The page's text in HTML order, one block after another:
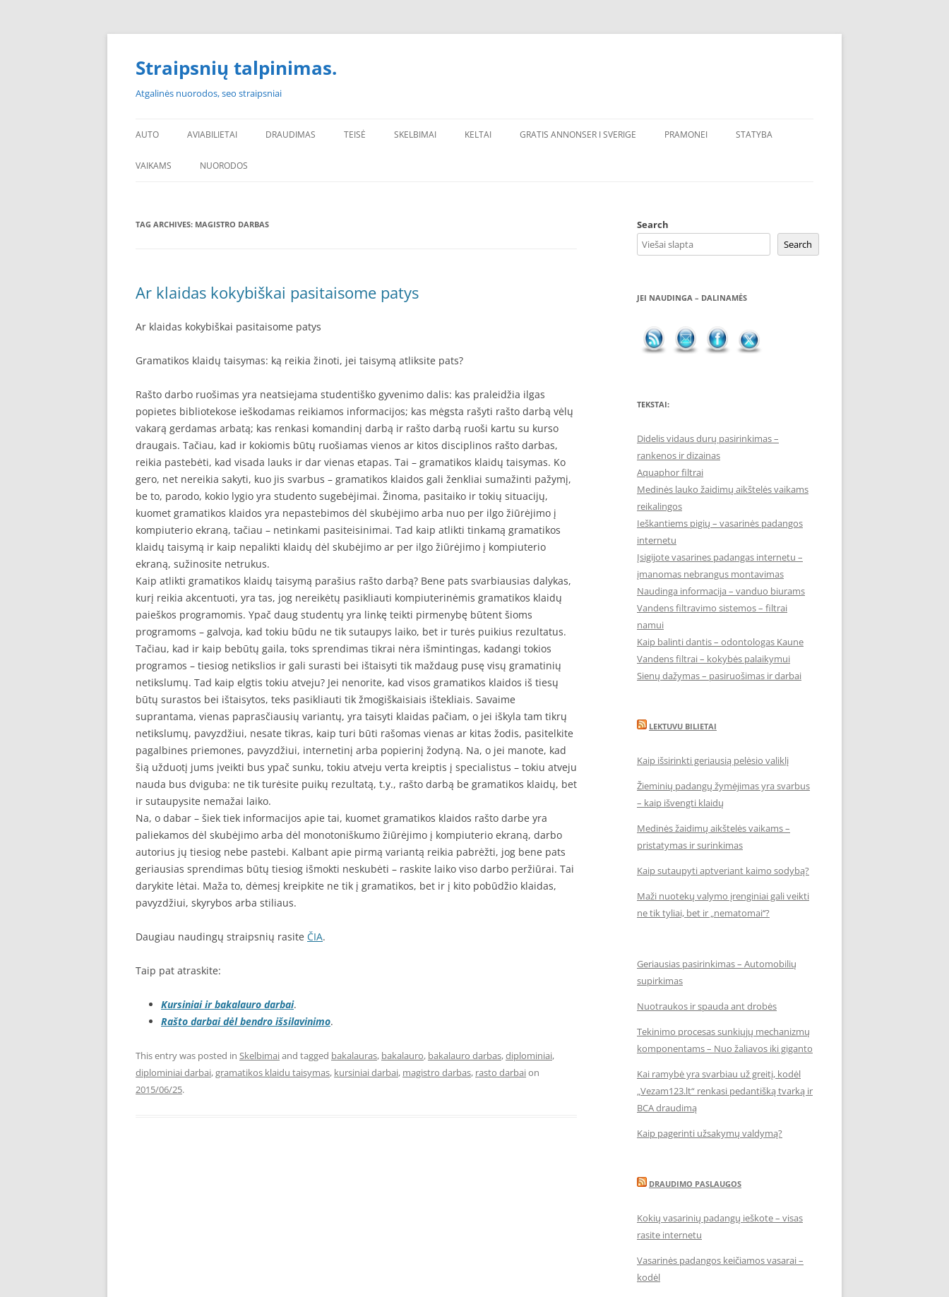
Skip
Straipsnių talpinimas.
Atgalinės nuorodos, seo straipsniai
AUTO AVIABILIETAI DRAUDIMAS TEISĖ SKELBIMAI KELTAI GRATIS ANNONSER I SVERIGE PRAMONEI STATYBA
VAIKAMS NUORODOS
PADANGOS PIGIAU
SEO STRAIPSNIU TALPINIMAS
TAG ARCHIVES: MAGISTRO DARBAS
Ar klaidas kokybiškai pasitaisome patys
Ar klaidas kokybiškai pasitaisome patys
Gramatikos klaidų taisymas: ką reikia žinoti, jei taisymą atliksite pats?
Rašto darbo ruošimas yra neatsiejama studentiško gyvenimo dalis: kas praleidžia ilgas
popietes bibliotekose ieškodamas reikiamos informacijos; kas mėgsta rašyti rašto darbą vėlų
vakarą gerdamas arbatą; kas renkasi komandinį darbą ir rašto darbą ruoši kartu su kurso
draugais. Tačiau, kad ir kokiomis būtų ruošiamas vienos ar kitos disciplinos rašto darbas,
reikia pastebėti, kad visada lauks ir dar vienas etapas. Tai – gramatikos klaidų taisymas. Ko
gero, net nereikia sakyti, kuo jis svarbus – gramatikos klaidos gali ženkliai sumažinti pažymį,
be to, parodo, kokio lygio yra studento sugebėjimai. Žinoma, pasitaiko ir tokių situacijų,
kuomet gramatikos klaidos yra nepastebimos dėl skubėjimo arba nuo per ilgo žiūrėjimo į
kompiuterio ekraną, tačiau – netinkami pasiteisinimai. Tad kaip atlikti tinkamą gramatikos
klaidų taisymą ir kaip nepalikti klaidų dėl skubėjimo ar per ilgo žiūrėjimo į kompiuterio
ekraną, sužinosite netrukus.
Kaip atlikti gramatikos klaidų taisymą parašius rašto darbą? Bene pats svarbiausias dalykas,
kurį reikia akcentuoti, yra tas, jog nereikėtų pasikliauti kompiuterinėmis gramatikos klaidų
paieškos programomis. Ypač daug studentų yra linkę teikti pirmenybę būtent šioms
programoms – galvoja, kad tokiu būdu ne tik sutaupys laiko, bet ir turės puikius rezultatus.
Tačiau, kad ir kaip bebūtų gaila, toks sprendimas tikrai nėra išmintingas, kadangi tokios
programos – tiesiog netikslios ir gali surasti bei ištaisyti tik maždaug pusę visų gramatinių
netikslumų. Tad kaip elgtis tokiu atveju? Jei nenorite, kad visos gramatikos klaidos iš tiesų
būtų surastos bei ištaisytos, teks pasikliauti tik žmogiškaisiais ištekliais. Savaime
suprantama, vienas paprasčiausių variantų, yra taisyti klaidas pačiam, o jei iškyla tam tikrų
netikslumų, pavyzdžiui, nesate tikras, kaip turi būti rašomas vienas ar kitas žodis, pasitelkite
pagalbines priemones, pavyzdžiui, internetinį arba popierinį žodyną. Na, o jei manote, kad
šią užduotį jums įveikti bus ypač sunku, tokiu atveju verta kreiptis į specialistus – tokiu atveju
nauda bus dviguba: ne tik turėsite puikų rezultatą, t.y., rašto darbą be gramatikos klaidų, bet
ir sutaupysite nemažai laiko.
Na, o dabar – šiek tiek informacijos apie tai, kuomet gramatikos klaidos rašto darbe yra
paliekamos dėl skubėjimo arba dėl monotoniškumo žiūrėjimo į kompiuterio ekraną, darbo
autorius jų tiesiog nebe pastebi. Kalbant apie pirmą variantą reikia pabrėžti, jog bene pats
geriausias sprendimas būtų tiesiog išmokti neskubėti – raskite laiko viso darbo peržiūrai. Tai
darykite lėtai. Maža to, dėmesį kreipkite ne tik į gramatikos, bet ir į kito pobūdžio klaidas,
pavyzdžiui, skyrybos arba stiliaus.
Daugiau naudingų straipsnių rasite ČIA.
Taip pat atraskite:
Kursiniai ir bakalauro darbai.
Rašto darbai dėl bendro išsilavinimo.
This entry was posted in Skelbimaiand tagged bakalauras, bakalauro, bakalauro darbas,diplominiai,
diplominiai darbai,gramatikos klaidu taisymas, kursiniai darbai, magistro darbas, rasto darbaion
2015/06/25.
Search
Search
JEI NAUDINGA – DALINAMĖS
TEKSTAI:
Didelis vidaus durų pasirinkimas –
rankenos ir dizainas
Aquaphor filtrai
Medinės lauko žaidimų aikštelės vaikams
reikalingos
Ieškantiems pigių – vasarinės padangos
internetu
Įsigijote vasarines padangas internetu –
įmanomas nebrangus montavimas
Naudinga informacija – vanduo biurams
Vandens filtravimo sistemos – filtrai
namui
Kaip balinti dantis – odontologas Kaune
Vandens filtrai – kokybės palaikymui
Sienų dažymas – pasiruošimas ir darbai
LEKTUVU BILIETAI
Kaip išsirinkti geriausią pelėsio valiklį
Žieminių padangų žymėjimas yra svarbus
– kaip išvengti klaidų
Medinės žaidimų aikštelės vaikams –
pristatymas ir surinkimas
Kaip sutaupyti aptveriant kaimo sodybą?
Maži nuotekų valymo įrenginiai gali veikti
ne tik tyliai, bet ir „nematomai‘‘?
Geriausias pasirinkimas – Automobilių
supirkimas
Nuotraukos ir spauda ant drobės
Tekinimo procesas sunkiųjų mechanizmų
komponentams – Nuo žaliavos iki giganto
Kai ramybė yra svarbiau už greitį, kodėl
„Vezam123.lt“ renkasi pedantišką tvarką ir
BCA draudimą
Kaip pagerinti užsakymų valdymą?
DRAUDIMO PASLAUGOS
Kokių vasarinių padangų ieškote – visas
rasite internetu
Vasarinės padangos keičiamos vasarai –
kodėl